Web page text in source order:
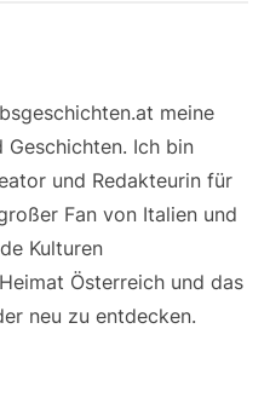
meine
Geschichten. Ich bin
und Redakteurin für
Fan von Italien und
Kulturen
Österreich und das
neu zu entdecken.